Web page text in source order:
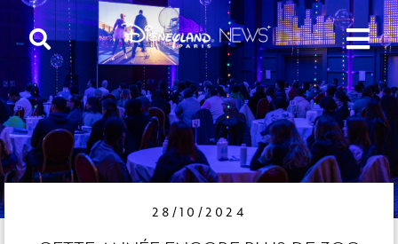
28/10/2024